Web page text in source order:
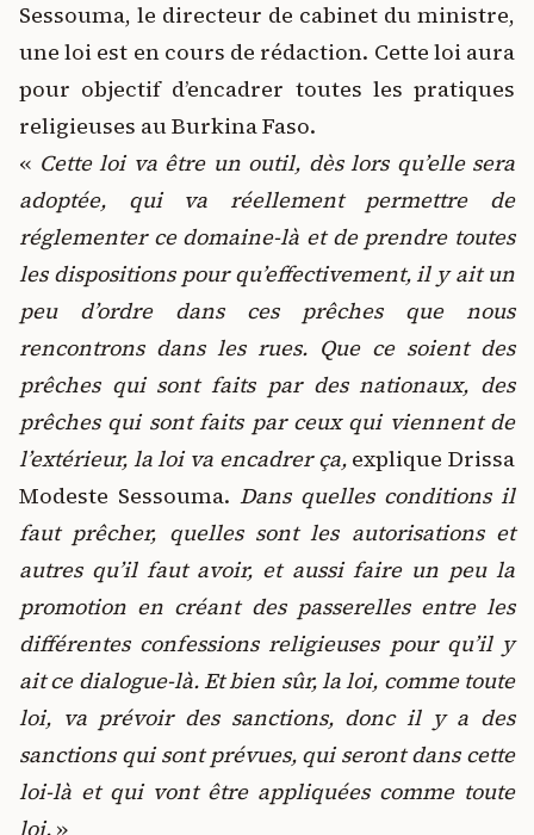
Sessouma, le directeur de cabinet du ministre,
une loi est en cours de rédaction. Cette loi aura
pour objectif d’encadrer toutes les pratiques
religieuses au Burkina Faso.
« Cette loi va être un outil, dès lors qu’elle sera
adoptée, qui va réellement permettre de
réglementer ce domaine-là et de prendre toutes
les dispositions pour qu’effectivement, il y ait un
peu d’ordre dans ces prêches que nous
rencontrons dans les rues. Que ce soient des
prêches qui sont faits par des nationaux, des
prêches qui sont faits par ceux qui viennent de
l’extérieur, la loi va encadrer ça,explique Drissa
Modeste Sessouma. Dans quelles conditions il
faut prêcher, quelles sont les autorisations et
autres qu’il faut avoir, et aussi faire un peu la
promotion en créant des passerelles entre les
différentes confessions religieuses pour qu’il y
ait ce dialogue-là. Et bien sûr, la loi, comme toute
loi, va prévoir des sanctions, donc il y a des
sanctions qui sont prévues, qui seront dans cette
loi-là et qui vont être appliquées comme toute
loi. »